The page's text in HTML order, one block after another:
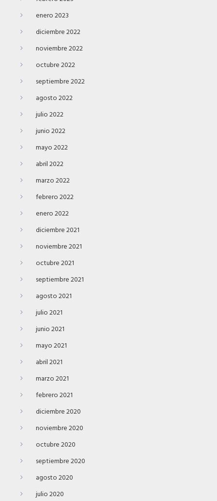
enero 2023
diciembre 2022
noviembre 2022
octubre 2022
septiembre 2022
agosto 2022
julio 2022
junio 2022
mayo 2022
abril 2022
marzo 2022
febrero 2022
enero 2022
diciembre 2021
noviembre 2021
octubre 2021
septiembre 2021
agosto 2021
julio 2021
junio 2021
mayo 2021
abril 2021
marzo 2021
febrero 2021
diciembre 2020
noviembre 2020
octubre 2020
septiembre 2020
agosto 2020
julio 2020